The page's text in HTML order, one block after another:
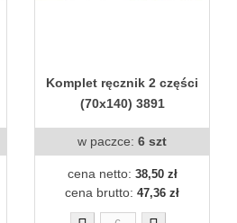
Komplet ręcznik 2 części
(70x140) 3891
w paczce: 6 szt
cena netto: 38,50 zł
cena brutto: 47,36 zł